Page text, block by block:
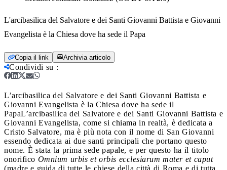
L'arcibasilica del Salvatore e dei Santi Giovanni Battista e Giovanni
Evangelista è la Chiesa dove ha sede il Papa
Copia il link Archivia articolo
Condividi su :
L’arcibasilica del Salvatore e dei Santi Giovanni Battista e
Giovanni Evangelista è la Chiesa dove ha sede il
PapaL’arcibasilica del Salvatore e dei Santi Giovanni Battista e
Giovanni Evangelista, come si chiama in realtà, è dedicata a
Cristo Salvatore, ma è più nota con il nome di San Giovanni
essendo dedicata ai due santi principali che portano questo
nome. È stata la prima sede papale, e per questo ha il titolo
onorifico Omnium urbis et orbis ecclesiarum mater et caput
(madre e guida di tutte le chiese della città di Roma e di tutta